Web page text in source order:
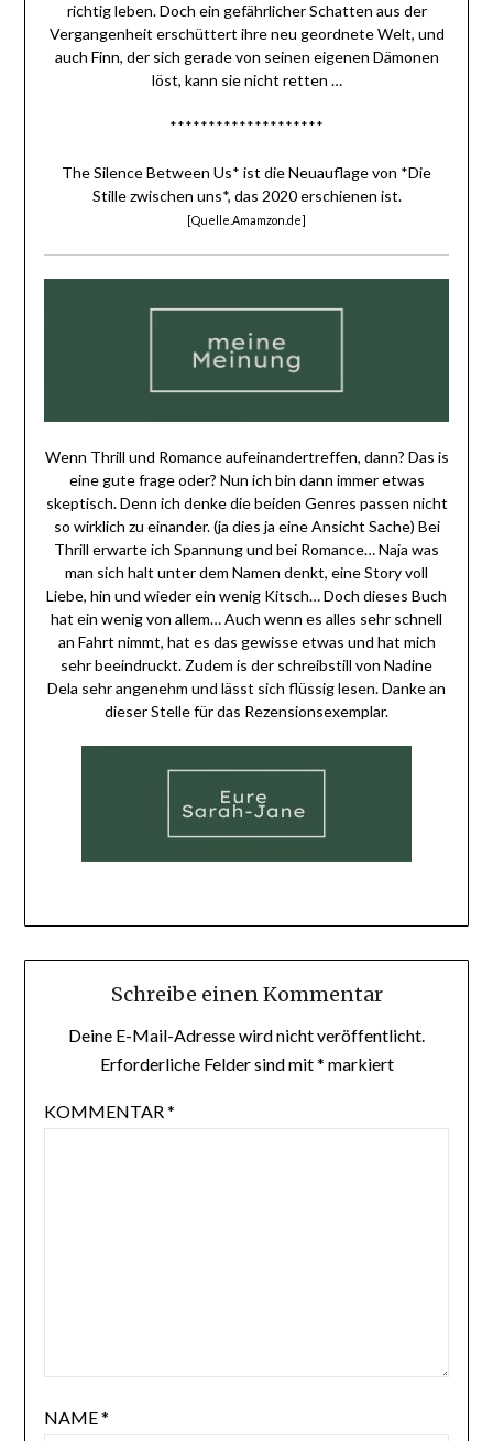
richtig leben. Doch ein gefährlicher Schatten aus der
Vergangenheit erschüttert ihre neu geordnete Welt, und
auch Finn, der sich gerade von seinen eigenen Dämonen
löst, kann sie nicht retten …
********************
The Silence Between Us* ist die Neuauflage von *Die
Stille zwischen uns*, das 2020 erschienen ist.
[Quelle.Amamzon.de]
Wenn Thrill und Romance aufeinandertreffen, dann? Das is
eine gute frage oder? Nun ich bin dann immer etwas
skeptisch. Denn ich denke die beiden Genres passen nicht
so wirklich zu einander. (ja dies ja eine Ansicht Sache) Bei
Thrill erwarte ich Spannung und bei Romance… Naja was
man sich halt unter dem Namen denkt, eine Story voll
Liebe, hin und wieder ein wenig Kitsch… Doch dieses Buch
hat ein wenig von allem… Auch wenn es alles sehr schnell
an Fahrt nimmt, hat es das gewisse etwas und hat mich
sehr beeindruckt. Zudem is der schreibstill von Nadine
Dela sehr angenehm und lässt sich flüssig lesen. Danke an
dieser Stelle für das Rezensionsexemplar.
Schreibe einen Kommentar
Deine E-Mail-Adresse wird nicht veröffentlicht.
Erforderliche Felder sind mit* markiert
KOMMENTAR*
NAME*